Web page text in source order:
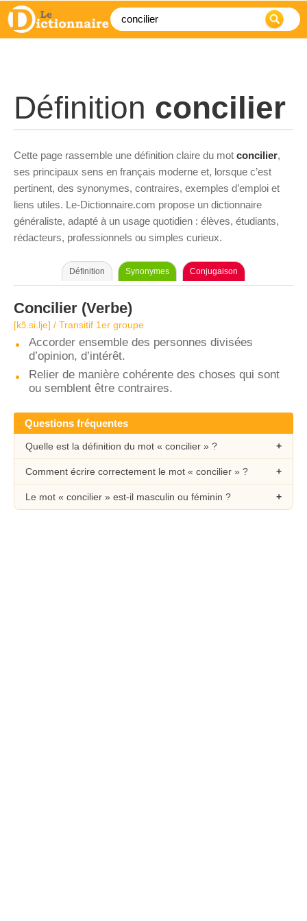
Définition concilier
Cette page rassemble une définition claire du mot concilier,
ses principaux sens en français moderne et, lorsque c’est
pertinent, des synonymes, contraires, exemples d’emploi et
liens utiles. Le-Dictionnaire.com propose un dictionnaire
généraliste, adapté à un usage quotidien : élèves, étudiants,
rédacteurs, professionnels ou simples curieux.
Définition Synonymes Conjugaison
Concilier (Verbe)
[kɔ̃.si.lje] / Transitif 1er groupe
Accorder ensemble des personnes divisées
d’opinion, d’intérêt.
Relier de manière cohérente des choses qui sont
ou semblent être contraires.
Questions fréquentes
Quelle est la définition du mot « concilier » ?
Comment écrire correctement le mot « concilier » ?
Le mot « concilier » est-il masculin ou féminin ?